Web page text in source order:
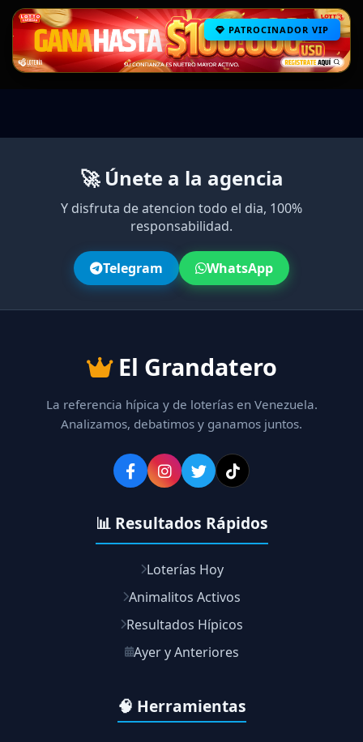
PATROCINADOR VIP
🚀 Únete a la agencia
Y disfruta de atencion todo el dia, 100%
responsabilidad.
Telegram WhatsApp
El Grandatero
La referencia hípica y de loterías en Venezuela.
Analizamos, debatimos y ganamos juntos.
📊 Resultados Rápidos
Loterías Hoy
Animalitos Activos
Resultados Hípicos
Ayer y Anteriores
🧠 Herramientas